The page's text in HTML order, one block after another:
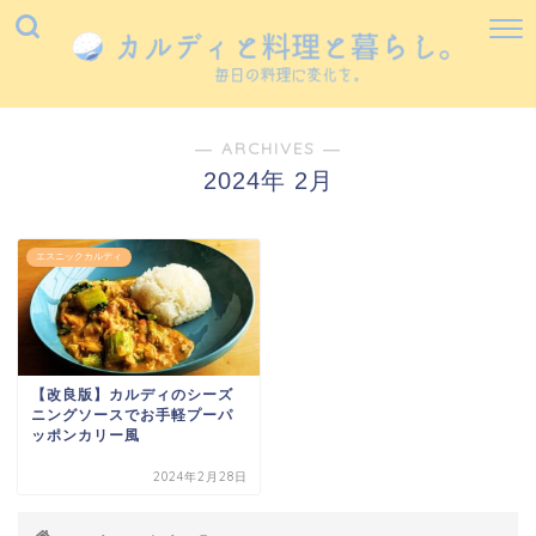
― ARCHIVES ―
2024年 2月
エスニックカルディ
【改良版】カルディのシーズ
ニングソースでお手軽プーパ
ッポンカリー風
2024年2月28日